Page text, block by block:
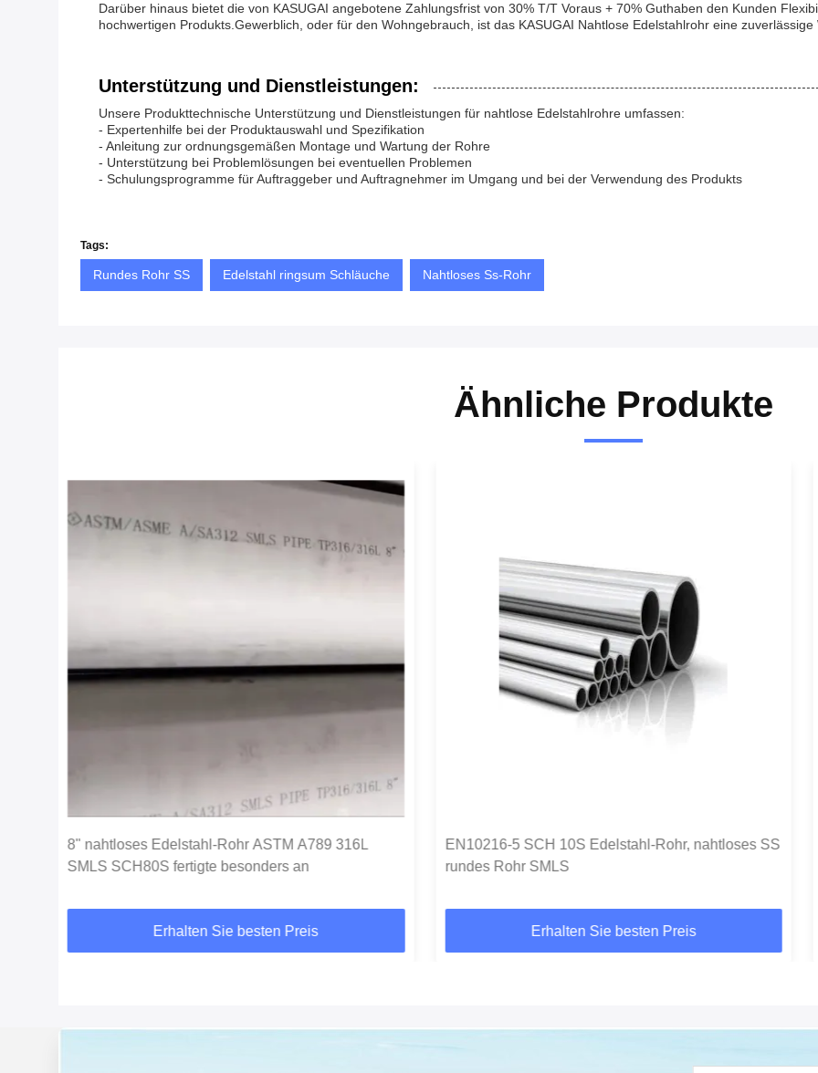
Darüber hinaus bietet die von KASUGAI angebotene Zahlungsfrist von 30% T/T Voraus + 70% Guthaben den Kunden
hochwertigen Produkts.Gewerblich, oder für den Wohngebrauch, ist das KASUGAI Nahtlose Edelstahlrohr eine
Unterstützung und Dienstleistungen:
Unsere Produkttechnische Unterstützung und Dienstleistungen für nahtlose Edelstahlrohre umfassen:
- Expertenhilfe bei der Produktauswahl und Spezifikation
- Anleitung zur ordnungsgemäßen Montage und Wartung der Rohre
- Unterstützung bei Problemlösungen bei eventuellen Problemen
- Schulungsprogramme für Auftraggeber und Auftragnehmer im Umgang und bei der Verwendung des Produkts
Tags:
Rundes Rohr SS Edelstahl ringsum Schläuche Nahtloses Ss-Rohr
Ähnliche Produkte
8" nahtloses Edelstahl-Rohr ASTM A789 316L
SMLS SCH80S fertigte besonders an
Erhalten Sie besten Preis
EN10216-5 SCH 10S Edelstahl-Rohr, nahtloses SS
rundes Rohr SMLS
Erhalten Sie besten Preis